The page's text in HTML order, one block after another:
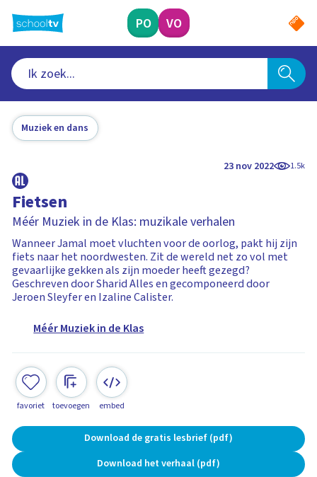
naar
hoofdinhoud
PO VO
Muziek en dans
23 nov 2022 1.5k
Fietsen
Méér Muziek in de Klas: muzikale verhalen
Wanneer Jamal moet vluchten voor de oorlog, pakt hij zijn
fiets naar het noordwesten. Zit de wereld net zo vol met
gevaarlijke gekken als zijn moeder heeft gezegd?
Geschreven door Sharid Alles en gecomponeerd door
Jeroen Sleyfer en Izaline Calister.
Méér Muziek in de Klas
favoriet toevoegen embed
Download de gratis lesbrief (pdf)
Download het verhaal (pdf)